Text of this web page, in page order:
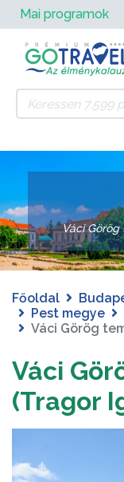
Mai programok
Váci Görög
Főoldal
Pest megye
Váci Görög
Váci
(Tragor